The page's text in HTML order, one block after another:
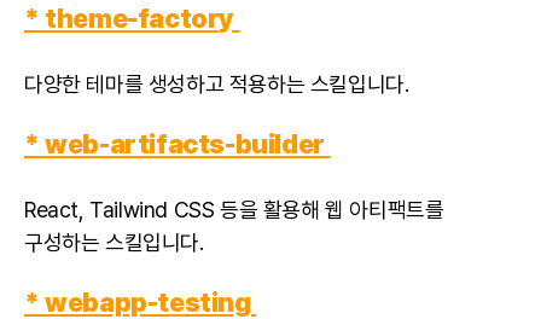
* theme-factory
다양한 테마를 생성하고 적용하는 스킬입니다.
* web-artifacts-builder
React, Tailwind CSS 등을 활용해 웹 아티팩트를
구성하는 스킬입니다.
* webapp-testing